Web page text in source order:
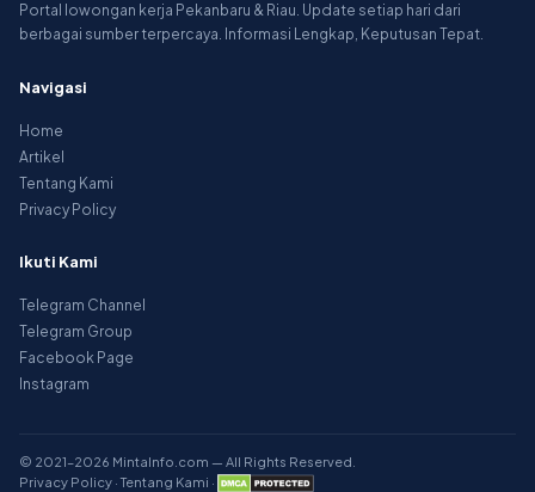
Portal lowongan kerja Pekanbaru & Riau. Update setiap hari dari
berbagai sumber terpercaya. Informasi Lengkap, Keputusan Tepat.
Navigasi
Home
Artikel
Tentang Kami
Privacy Policy
Ikuti Kami
Telegram Channel
Telegram Group
Facebook Page
Instagram
© 2021–2026 MintaInfo.com — All Rights Reserved.
Privacy Policy · Tentang Kami ·